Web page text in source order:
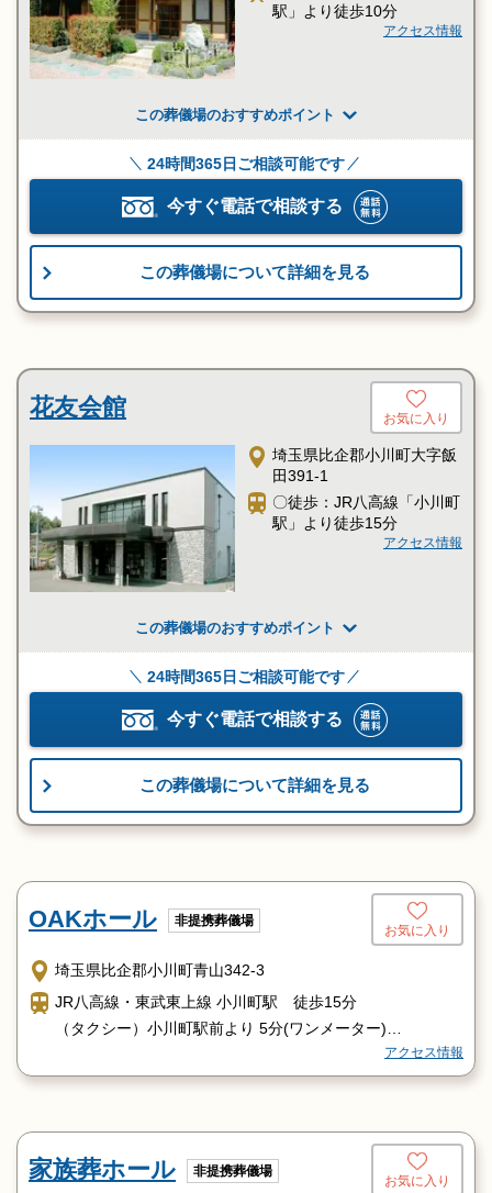
駅」より徒歩10分
アクセス情報
この葬儀場のおすすめポイント
24時間365日ご相談可能です
今すぐ電話で相談する
この葬儀場について詳細を見る
花友会館 お気に入り
埼玉県比企郡小川町大字飯
田391-1
〇徒歩：JR八高線「小川町
駅」より徒歩15分
アクセス情報
この葬儀場のおすすめポイント
24時間365日ご相談可能です
今すぐ電話で相談する
この葬儀場について詳細を見る
OAKホール 非提携葬儀場
お気に入り
埼玉県比企郡小川町青山342-3
JR八高線・東武東上線 小川町駅 徒歩15分
（タクシー）小川町駅前より 5分(ワンメーター)
◆ バス と06[ときがわ町路線バス] 住宅前停留所下車 徒歩
5分
アクセス情報
家族葬ホール 非提携葬儀場
お気に入り